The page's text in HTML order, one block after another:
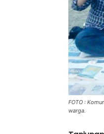
FOTO :
warga.